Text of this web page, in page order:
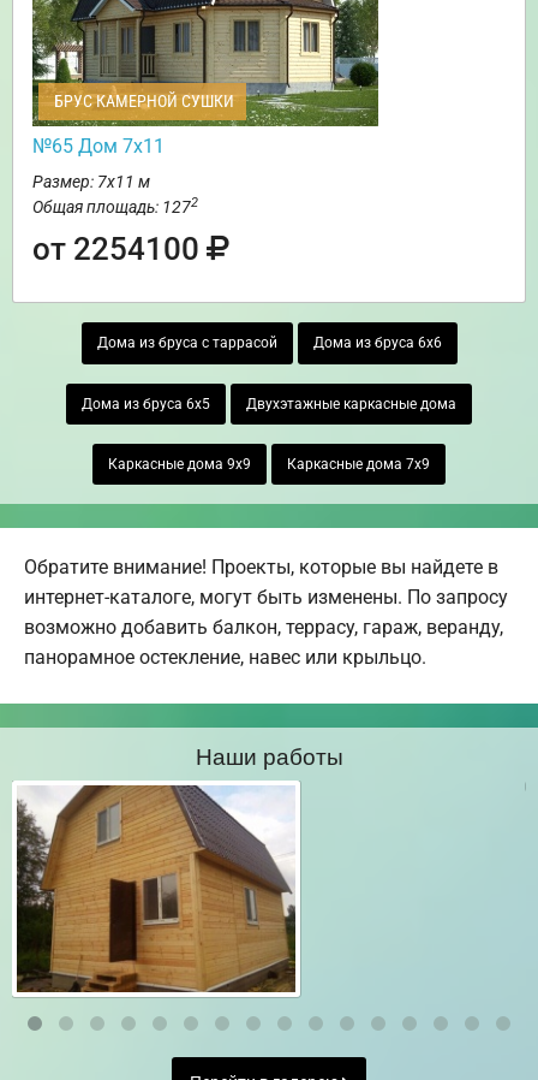
БРУС КАМЕРНОЙ СУШКИ
№65 Дом 7х11
Размер: 7х11 м
Общая площадь: 1272
от 2254100
Дома из бруса с таррасой Дома из бруса 6х6
Дома из бруса 6х5 Двухэтажные каркасные дома
Каркасные дома 9х9 Каркасные дома 7х9
Обратите внимание! Проекты, которые вы найдете в
интернет-каталоге, могут быть изменены. По запросу
возможно добавить балкон, террасу, гараж, веранду,
панорамное остекление, навес или крыльцо.
Наши работы